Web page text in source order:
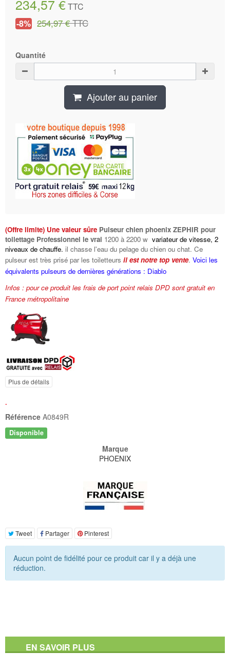
234,57 €TTC
-8% 254,97 €TTC
Quantité
Ajouter au panier
(Offre limite) Une valeur sûre Pulseur chien phoenix ZEPHIR pour
toilettage Professionnel le vrai 1200 à 2200 w variateur de vitesse, 2
niveaux de chauffe. il chasse l'eau du pelage du chien ou chat. Ce
pulseur est très prisé par les toiletteurs il est notre top vente. Voici les
équivalents pulseurs de dernières générations : Diablo
Infos : pour ce produit les frais de port point relais DPD sont gratuit en
France métropolitaine
Plus de détails
.
Référence A0849R
Disponible
Marque
PHOENIX
Tweet Partager Pinterest
Aucun point de fidélité pour ce produit car il y a déjà une
réduction.
EN SAVOIR PLUS